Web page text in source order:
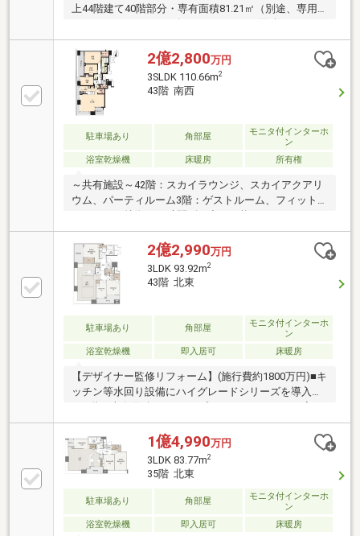
上44階建て40階部分・専有面積81.21㎡（別途、専用
トランクルーム1.30㎡有）・バルコニー面積9.32㎡・
2LDK＋WIC＋SIC・淀川花火を一望できる北西角住
戸・梅田の都心部の夜景を望めます・浴室1418サイ
ズ・追い焚き機能、浴室乾燥機有・ビルトイン食器洗
い乾燥機、水栓一体型浄水器有・キッチンパントリー
収納有・ディスポーザー有【建築概要】築年月：2016
年12月建築構 造：鉄筋コンクリート造・地上44階建
総戸数：501戸新築時売主：住友不動産／パナホーム
2億2,800万円
3SLDK 110.66m2
43階 南西
駐車場あり 角部屋
モニタ付インターホ
ン
浴室乾燥機
床暖房 所有権
～共有施設～42階：スカイラウンジ、スカイアクアリ
ウム、パーティルーム3階：ゲストルーム、フィット
ネスジム＜特徴＞24時間ゴミ出し可能、ウォ―クイン
クローゼット、浴室乾燥、角住戸、追い炊き機能、シ
ステムキッチン、食器洗浄機、温水洗浄便座、ディス
ポーザーＴＶモニターホン、宅配ＢＯＸ、敷地内ゴミ
置き場、シューズインクローゼットミストサウナ、オ
ートロック、24時間換気システム、ペット可、高層階
専有面積にはトランクルーム面積1.66平米を含みま
す。ペットの飼育細則等については問い合わせくださ
2億2,990万円
3LDK 93.92m2
43階 北東
駐車場あり 角部屋
モニタ付インターホ
ン
浴室乾燥機
即入居可 床暖房
【デザイナー監修リフォーム】(施行費約1800万円)■キ
ッチン等水回り設備にハイグレードシリーズを導入
■43階・専有面積93.92㎡のプレミアムフロアの一室
を、デザイナー監修リフォームでさらに特別な空間へ
と仕上げました。リビングダイニングにはFIX窓が採用
されており、さらにリビングドアをガラス扉に変更。
高級感に加え、開放感も溢れる室内になっています。
◎弊社売主・空家のためいつでも内覧可能です
♪◎【リフォーム内容】(一部抜粋)クロス張替/タイル
上張り/キッチン、ユニットバス、洗面台、トイレ新
調/間接照明、ダウンライト新調/パントリー、廊下ニ
1億4,990万円
3LDK 83.77m2
35階 北東
駐車場あり 角部屋
モニタ付インターホ
ン
浴室乾燥機
即入居可 床暖房